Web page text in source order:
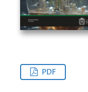
PDF